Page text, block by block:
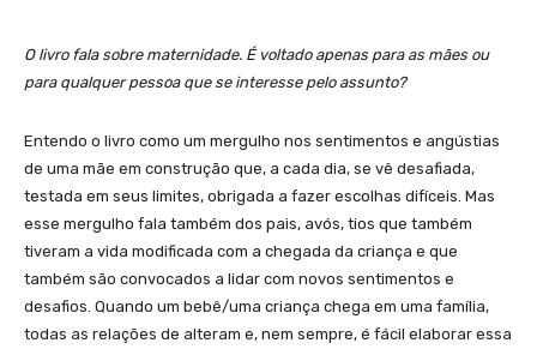
O livro fala sobre maternidade. É voltado apenas para as mães ou
para qualquer pessoa que se interesse pelo assunto?
Entendo o livro como um mergulho nos sentimentos e angústias
de uma mãe em construção que, a cada dia, se vê desafiada,
testada em seus limites, obrigada a fazer escolhas difíceis. Mas
esse mergulho fala também dos pais, avós, tios que também
tiveram a vida modificada com a chegada da criança e que
também são convocados a lidar com novos sentimentos e
desafios. Quando um bebê/uma criança chega em uma família,
todas as relações de alteram e, nem sempre, é fácil elaborar essa